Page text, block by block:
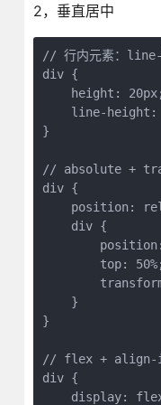
2，垂直居中
// 行内元素：
div {
    height: 20px;
line-height:
}
// absolute +
div {
position:
    div {
        top: 50%;
    }
}
// flex + align-
div {
display: